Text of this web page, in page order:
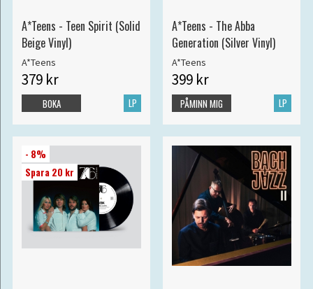
A*Teens - Teen Spirit (Solid
Beige Vinyl)
A*Teens
379 kr
LP
BOKA
A*Teens - The Abba
Generation (Silver Vinyl)
A*Teens
399 kr
LP
PÅMINN MIG
- 8%
Spara 20 kr